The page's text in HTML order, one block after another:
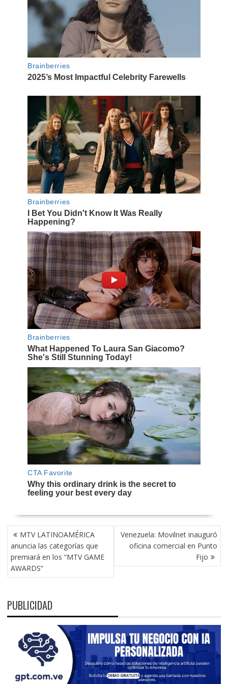
NAVEGACIÓN
DE
ENTRADAS
MTV LATINOAMÉRICA
anuncia las categorías que
premiará en los “MTV GAME
AWARDS”
Venezuela: Movilnet inauguró
oficina comercial en Punto
Fijo
PUBLICIDAD